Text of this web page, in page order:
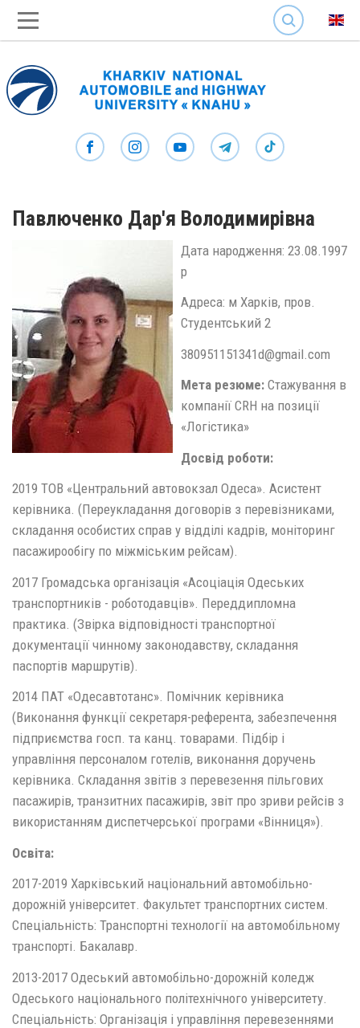
SEARCH
Павлюченко Дар'я Володимирівна
Дата народження: 23.08.1997
р
Адреса: м Харків, пров.
Студентський 2
380951151341d@gmail.com
Мета резюме: Стажування в
компанії CRH на позиції
«Логістика»
Досвід роботи:
2019 ТОВ «Центральний автовокзал Одеса». Асистент
керівника. (Переукладання договорів з перевізниками,
складання особистих справ у відділі кадрів, моніторинг
пасажирообігу по міжміським рейсам).
2017 Громадська організація «Асоціація Одеських
транспортників - роботодавців». Переддипломна
практика. (Звірка відповідності транспортної
документації чинному законодавству, складання
паспортів маршрутів).
2014 ПАТ «Одесавтотанс». Помічник керівника
(Виконання функції секретаря-референта, забезпечення
підприємства госп. та канц. товарами. Підбір і
управління персоналом готелів, виконання доручень
керівника. Складання звітів з перевезення пільгових
пасажирів, транзитних пасажирів, звіт про зриви рейсів з
використанням диспетчерської програми «Вінниця»).
Освіта:
2017-2019 Харківський національний автомобільно-
дорожній університет. Факультет транспортних систем.
Спеціальність: Транспортні технології на автомобільному
транспорті. Бакалавр.
2013-2017 Одеський автомобільно-дорожній коледж
Одеського національного політехнічного університету.
Спеціальність: Організація і управління перевезеннями